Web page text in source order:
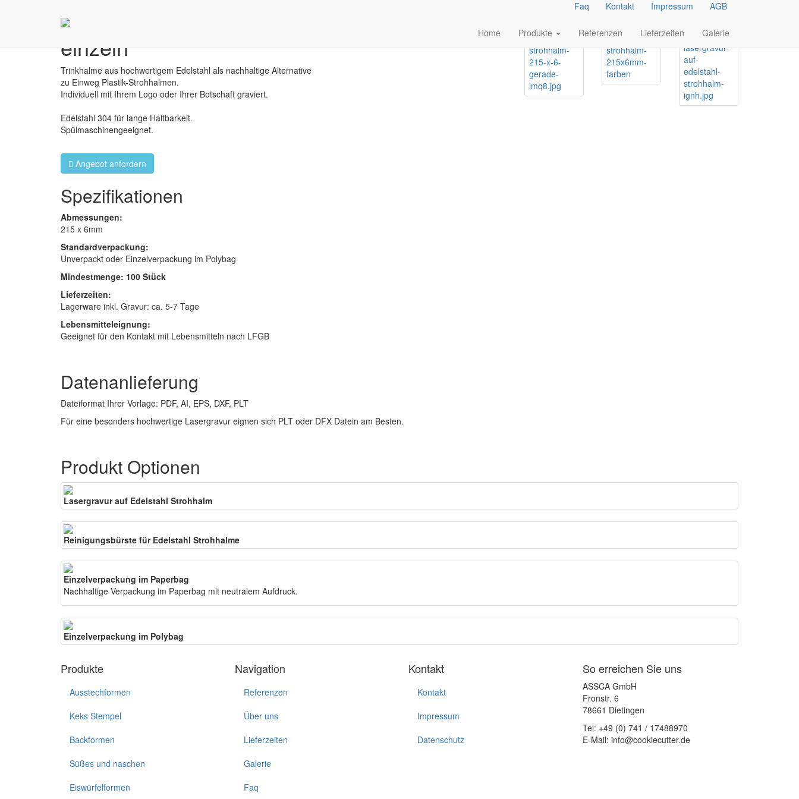
Faq Kontakt Impressum AGB
Home Produkte Referenzen Lieferzeiten Galerie
Edelstahl Strohhalm 215 x 6 mm gerade
einzeln
Trinkhalme aus hochwertigem Edelstahl als nachhaltige Alternative
zu Einweg Plastik-Strohhalmen.
Individuell mit Ihrem Logo oder Ihrer Botschaft graviert.
Edelstahl 304 für lange Haltbarkeit.
Spülmaschinengeeignet.
Angebot anfordern
Spezifikationen
Abmessungen:
215 x 6mm
Standardverpackung:
Unverpackt oder Einzelverpackung im Polybag
Mindestmenge: 100 Stück
Lieferzeiten:
Lagerware inkl. Gravur: ca. 5-7 Tage
Lebensmitteleignung:
Geeignet für den Kontakt mit Lebensmitteln nach LFGB
Datenanlieferung
Dateiformat Ihrer Vorlage: PDF, AI, EPS, DXF, PLT
Für eine besonders hochwertige Lasergravur eignen sich PLT oder DFX Datein am Besten.
Produkt Optionen
Lasergravur auf Edelstahl Strohhalm
Reinigungsbürste für Edelstahl Strohhalme
Einzelverpackung im Paperbag
Nachhaltige Verpackung im Paperbag mit neutralem Aufdruck.
Einzelverpackung im Polybag
Produkte
Ausstechformen
Keks Stempel
Backformen
Süßes und naschen
Eiswürfelformen
Navigation
Referenzen
Über uns
Lieferzeiten
Galerie
Faq
Kontakt
Kontakt
Impressum
Datenschutz
So erreichen Sie uns
ASSCA GmbH
Fronstr. 6
78661 Dietingen
Tel: +49 (0) 741 / 17488970
E-Mail: info@cookiecutter.de